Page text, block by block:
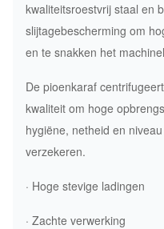
kwaliteitsroestvrij staal en
slijtagebescherming om
en te snakken het
De pioenkaraf
kwaliteit om hoge
hygiëne, netheid en
verzekeren.
· Hoge stevige ladingen
· Zachte verwerking